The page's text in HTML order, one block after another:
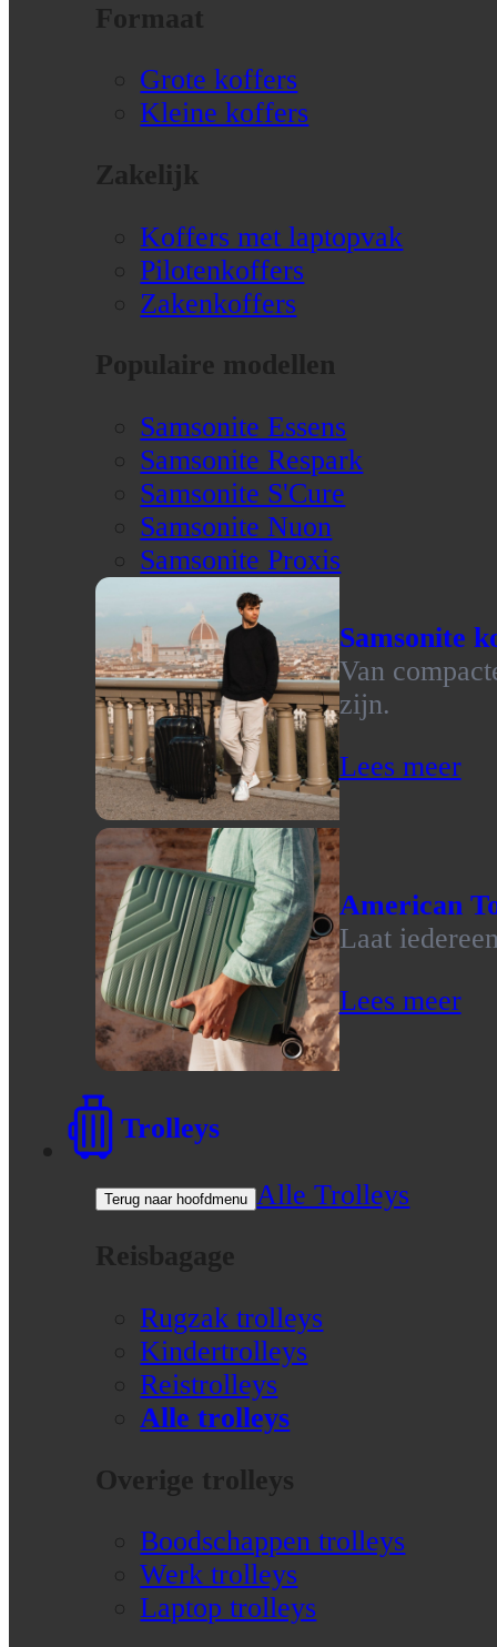
Formaat
Grote koffers
Kleine koffers
Zakelijk
Koffers met laptopvak
Pilotenkoffers
Zakenkoffers
Populaire modellen
Samsonite Essens
Samsonite Respark
Samsonite S'Cure
Samsonite Nuon
Samsonite Proxis
Samsonite
Van
zijn.
Lees meer
American
Laat
Lees meer
Trolleys
Terug naar hoofdmenu Alle Trolleys
Reisbagage
Rugzak trolleys
Kindertrolleys
Reistrolleys
Alle trolleys
Overige trolleys
Boodschappen trolleys
Werk trolleys
Laptop trolleys